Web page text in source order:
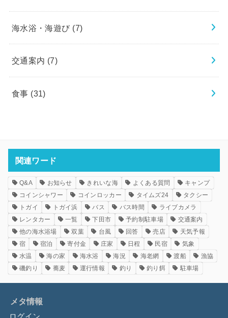
海水浴・海遊び (7)
交通案内 (7)
食事 (31)
関連ワード
Q&A お知らせ きれいな海 よくある質問
キャンプ
コインシャワー
コインロッカー タイムズ24
タクシー
トガイ
トガイ浜 バス バス時間
ライブカメラ
レンタカー
一覧 下田市 予約制駐車場
交通案内
他の海水浴場
双葉 台風 回答 売店
天気予報
宿
宿泊 寄付金 庄家 日程 民宿
気象
水温
海の家 海水浴 海況 海老網 渡船
漁協
磯釣り
蕎麦 運行情報 釣り 釣り餌 駐車場
メタ情報